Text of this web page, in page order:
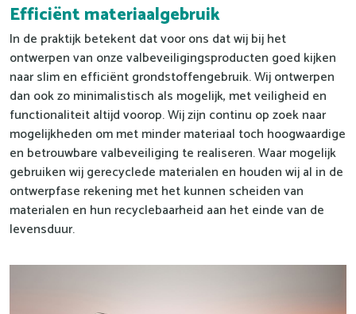
Efficiënt materiaalgebruik
In de praktijk betekent dat voor ons dat wij bij het
ontwerpen van onze valbeveiligingsproducten goed kijken
naar slim en efficiënt grondstoffengebruik. Wij ontwerpen
dan ook zo minimalistisch als mogelijk, met veiligheid en
functionaliteit altijd voorop. Wij zijn continu op zoek naar
mogelijkheden om met minder materiaal toch hoogwaardige
en betrouwbare valbeveiliging te realiseren. Waar mogelijk
gebruiken wij gerecyclede materialen en houden wij al in de
ontwerpfase rekening met het kunnen scheiden van
materialen en hun recyclebaarheid aan het einde van de
levensduur.